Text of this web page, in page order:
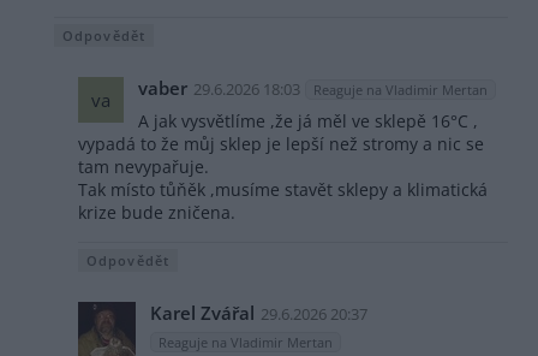
Odpovědět
va vaber 29.6.2026 18:03 Reaguje na Vladimir Mertan
A jak vysvětlíme ,že já měl ve sklepě 16°C ,
vypadá to že můj sklep je lepší než stromy a nic se
tam nevypařuje.
Tak místo tůňěk ,musíme stavět sklepy a klimatická
krize bude zničena.
Odpovědět
Karel Zvářal 29.6.2026 20:37
Reaguje na Vladimir Mertan